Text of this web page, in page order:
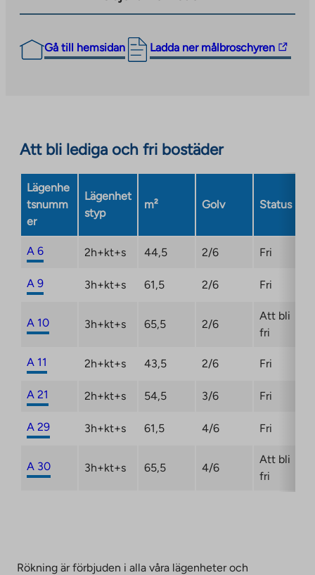
Gå till hemsidan Ladda ner målbroschyren
The
external
opens
a
new
Att bli lediga och fri bostäder
Lägenhe
tsnumm
er
Lägenhet
styp
m² Golv Status
A 6 2h+kt+s 44,5 2/6 Fri
A 9 3h+kt+s 61,5 2/6 Fri
A 10 3h+kt+s 65,5 2/6
Att bli
fri
A 11 2h+kt+s 43,5 2/6 Fri
A 21 2h+kt+s 54,5 3/6 Fri
A 29 3h+kt+s 61,5 4/6 Fri
A 30 3h+kt+s 65,5 4/6
Att bli
fri
Rökning är förbjuden i alla våra lägenheter och